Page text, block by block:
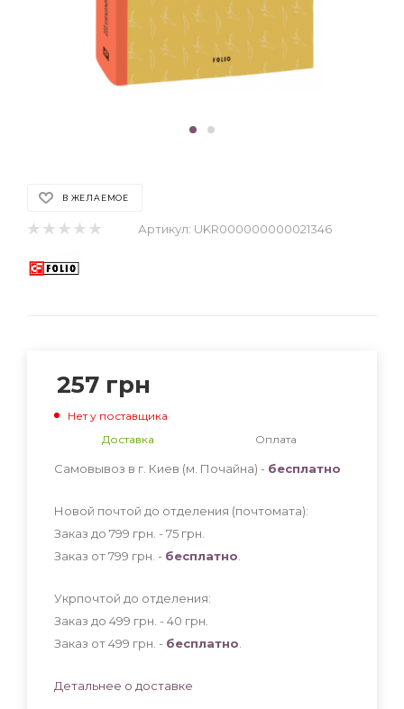
В ЖЕЛАЕМОЕ
Артикул: UKR000000000021346
257 грн
Нет у поставщика
Доставка
Оплата
Самовывоз в г. Киев (м. Почайна) - бесплатно
Новой почтой до отделения (почтомата):
Заказ до 799 грн. - 75 грн
Заказ от 799 грн. - бесплатно
Укрпочтой до отделения:
Заказ до 499 грн. - 40 грн
Заказ от 499 грн. - бесплатно
Детальнее о доставке